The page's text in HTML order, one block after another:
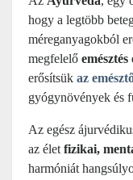
hogy a legtöbb
méreganyagokból
megfelelő
erősítsük az
gyógynövények és
Az egész
az élet fizikai,
harmóniát